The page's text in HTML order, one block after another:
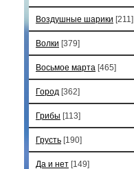
Воздушные шарики [211]
Волки [379]
Восьмое марта [465]
Город [362]
Грибы [113]
Грусть [190]
Да и нет [149]